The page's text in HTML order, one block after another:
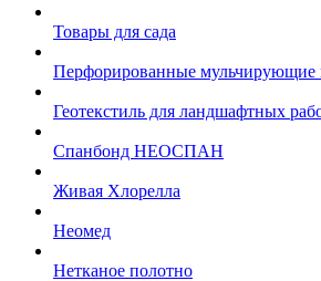
Товары для сада
Перфорированные мульчирующие
Геотекстиль для ландшафтных
Спанбонд НЕОСПАН
Живая Хлорелла
Нeомед
Нетканое полотно